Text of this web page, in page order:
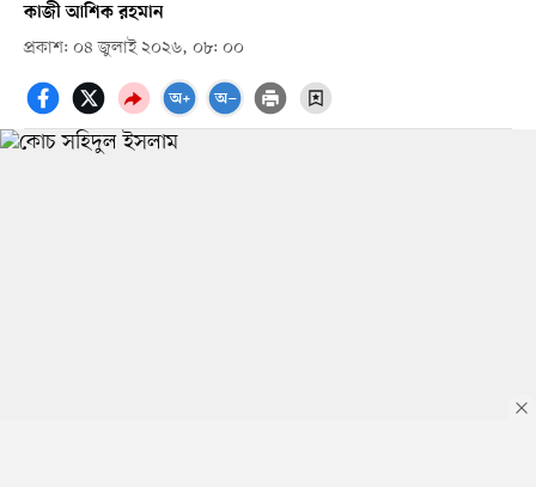
কাজী আশিক রহমান
প্রকাশ: ০৪ জুলাই ২০২৬, ০৮: ০০